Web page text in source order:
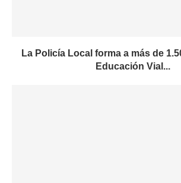
La Policía Local forma a más de
Educación Vial...